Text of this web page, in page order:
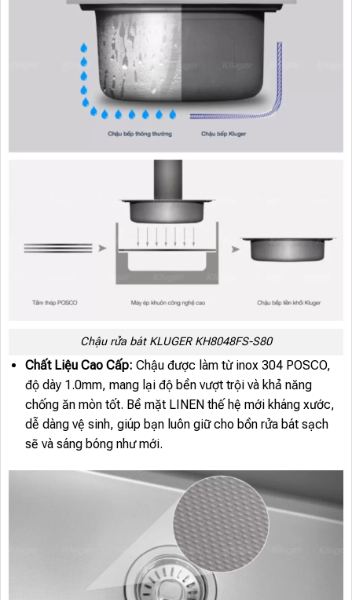
Chậu rửa bát KLUGER KH8048FS-S80
Chất Liệu Cao Cấp: Chậu được làm từ inox 304 POSCO,
độ dày 1.0mm, mang lại độ bền vượt trội và khả năng
chống ăn mòn tốt. Bề mặt LINEN thế hệ mới kháng xước,
dễ dàng vệ sinh, giúp bạn luôn giữ cho bồn rửa bát sạch
sẽ và sáng bóng như mới.